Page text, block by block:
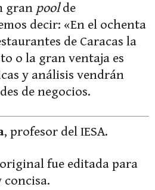
gran poolde
decir: «En el ochenta
de Caracas la
o la gran ventaja es
y análisis vendrán
de negocios.
, profesor del IESA.
fue editada para
concisa.